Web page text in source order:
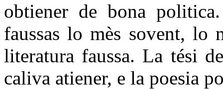
obtiener de bona
faussas lo mès sovent, lo
literatura faussa. La tési
caliva atiener, e la poesia